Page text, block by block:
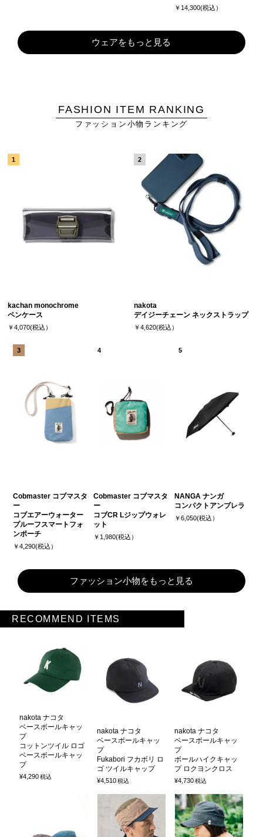
￥14,300(税込）
ウェアをもっと見る
FASHION ITEM RANKING
ファッション小物ランキング
kachan monochrome
ペンケース
￥4,070(税込）
nakota
デイジーチェーン ネックストラップ
￥4,620(税込）
Cobmaster コブマスタ
ー
コブエアーウォーター
プルーフスマートフォ
ンポーチ
￥4,290(税込）
Cobmaster コブマスタ
ー
コブCR Lジップウォレ
ット
￥1,980(税込）
NANGA ナンガ
コンパクトアンブレラ
￥6,050(税込）
ファッション小物をもっと見る
RECOMMEND ITEMS
nakota ナコタ
ベースボールキャッ
プ
コットンツイル ロゴ
ベースボールキャッ
プ
¥4,290税込
nakota ナコタ
ベースボールキャッ
プ
Fukabori フカボリ ロ
ゴ ツイルキャップ
¥4,510税込
nakota ナコタ
ベースボールキャッ
プ
ボールハイクキャッ
プ ロクヨンクロス
¥4,730税込